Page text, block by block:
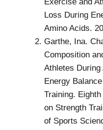
Loss During
Amino Acids.
Garthe, Ina.
Composition
Athletes During
Energy
Training.
on Strength
of Sports